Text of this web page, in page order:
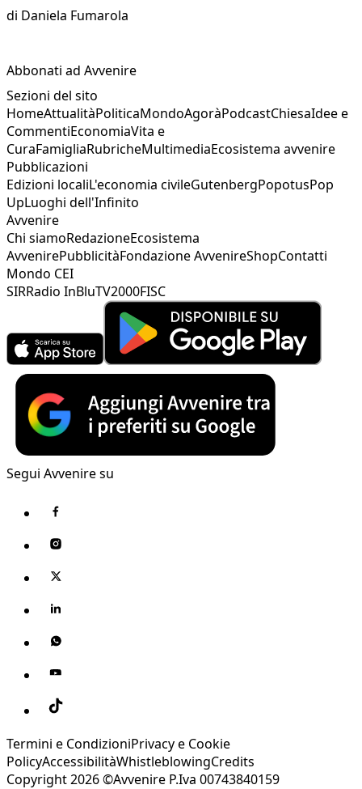
di Daniela Fumarola
Abbonati ad Avvenire
Sezioni del sito
HomeAttualitàPoliticaMondoAgoràPodcastChiesaIdee e
CommentiEconomiaVita e
CuraFamigliaRubricheMultimediaEcosistema avvenire
Pubblicazioni
Edizioni localiL'economia civileGutenbergPopotusPop
UpLuoghi dell'Infinito
Avvenire
Chi siamoRedazioneEcosistema
AvvenirePubblicitàFondazione AvvenireShopContatti
Mondo CEI
SIRRadio InBluTV2000FISC
Segui Avvenire su
Termini e CondizioniPrivacy e Cookie
PolicyAccessibilitàWhistleblowingCredits
Copyright 2026 ©Avvenire P.Iva 00743840159